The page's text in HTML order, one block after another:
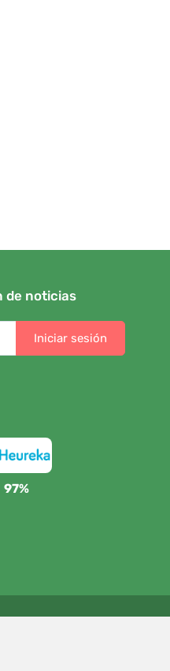
de noticias
Iniciar sesión
97%